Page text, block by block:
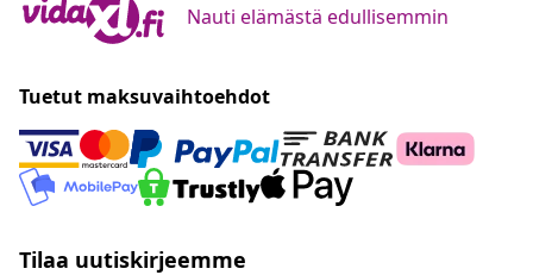
Nauti elämästä edullisemmin
Tuetut maksuvaihtoehdot
Tilaa uutiskirjeemme